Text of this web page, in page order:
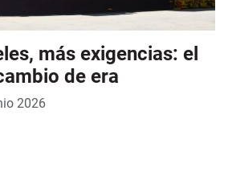
más exigencias: el
de era
2026